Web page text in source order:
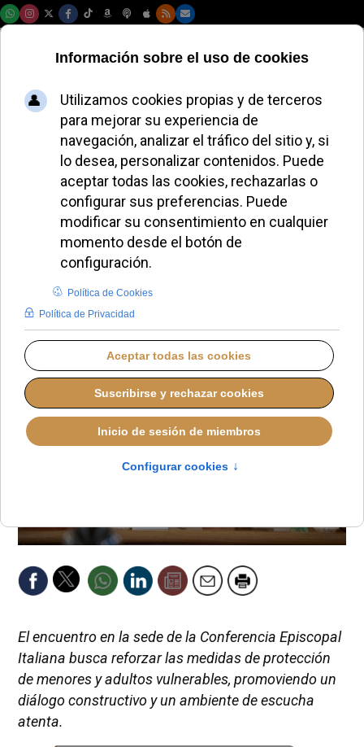
El cardenal Zuppi y
Giuseppe Baturi
reciben a víctimas
de abusos en Roma
ALMUDENA RODRIGO
IGLESIA HOY
JUEVES, 27 NOVIEMBRE 2025 11:10
El encuentro en la sede de la Conferencia Episcopal
Italiana busca reforzar las medidas de protección
de menores y adultos vulnerables, promoviendo un
diálogo constructivo y un ambiente de escucha
atenta.